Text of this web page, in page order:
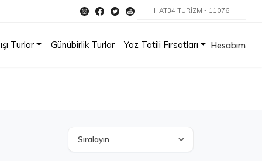
HAT34 TURİZM - 11076
Turlar Günübirlik Turlar Yaz Tatili Fırsatları Hesabım